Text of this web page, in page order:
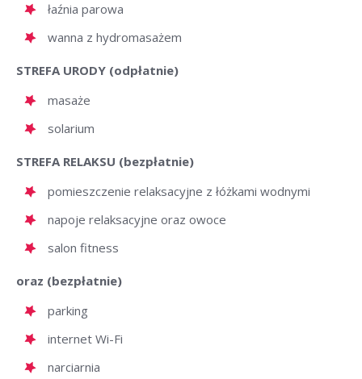
łaźnia parowa
wanna z hydromasażem
STREFA URODY (odpłatnie)
masaże
solarium
STREFA RELAKSU (bezpłatnie)
pomieszczenie relaksacyjne z łóżkami wodnymi
napoje relaksacyjne oraz owoce
salon fitness
oraz (bezpłatnie)
parking
internet Wi-Fi
narciarnia